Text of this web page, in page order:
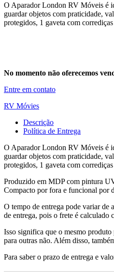
O Aparador London RV Móveis é
guardar objetos com praticidade,
protegidos, 1 gaveta com
No momento não oferecemos
Entre em contato
RV Móvies
Descrição
Política de Entrega
O Aparador London RV Móveis é
guardar objetos com praticidade,
protegidos, 1 gaveta com
Produzido em MDP com pintura
Compacto por fora e funcional por
O tempo de entrega pode variar de
de entrega, pois o frete é calculado
Isso significa que o mesmo produto
para outras não. Além disso,
Para saber o prazo de entrega e